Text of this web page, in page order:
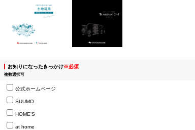
お知りになったきっかけ※必須
複数選択可
公式ホームページ
SUUMO
HOME’S
at home